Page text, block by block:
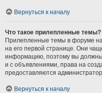
Вернуться к началу
Что такое прилепленные темы?
Прилепленные темы в форуме
на его первой странице. Они
информацию, поэтому вы должны
и с объявлениями, права на
предоставляются
Вернуться к началу